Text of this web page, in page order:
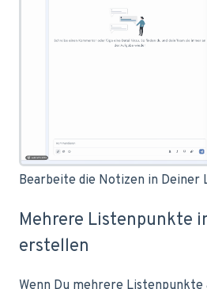
Bearbeite die Notizen in Deiner
Mehrere Listenpunkte
erstellen